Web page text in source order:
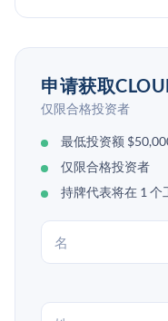
申请获取
仅限合格投资者
最低投资额
仅限合格投资者
持牌代表将在 1 个